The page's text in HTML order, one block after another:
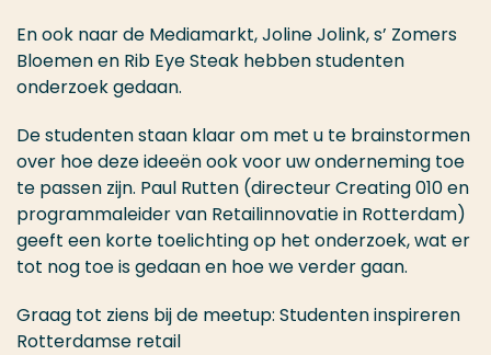
En ook naar de Mediamarkt, Joline Jolink, s’ Zomers
Bloemen en Rib Eye Steak hebben studenten
onderzoek gedaan.
De studenten staan klaar om met u te brainstormen
over hoe deze ideeën ook voor uw onderneming toe
te passen zijn. Paul Rutten (directeur Creating 010 en
programmaleider van Retailinnovatie in Rotterdam)
geeft een korte toelichting op het onderzoek, wat er
tot nog toe is gedaan en hoe we verder gaan.
Graag tot ziens bij de meetup: Studenten inspireren
Rotterdamse retail